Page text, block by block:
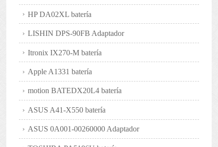
HP DA02XL batería
LISHIN DPS-90FB Adaptador
Itronix IX270-M batería
Apple A1331 batería
motion BATEDX20L4 batería
ASUS A41-X550 batería
ASUS 0A001-00260000 Adaptador